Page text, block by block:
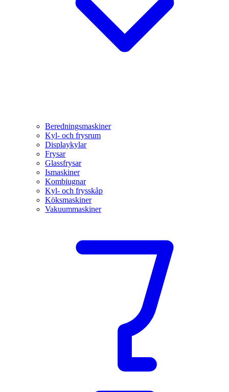
Beredningsmaskiner
Kyl- och frysrum
Displaykylar
Frysar
Glassfrysar
Ismaskiner
Kombiugnar
Kyl- och frysskåp
Köksmaskiner
Vakuummaskiner